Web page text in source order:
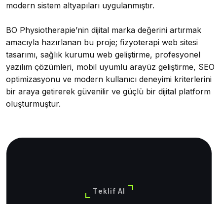
modern sistem altyapıları uygulanmıştır.
BO Physiotherapie’nin dijital marka değerini artırmak
amacıyla hazırlanan bu proje; fizyoterapi web sitesi
tasarımı, sağlık kurumu web geliştirme, profesyonel
yazılım çözümleri, mobil uyumlu arayüz geliştirme, SEO
optimizasyonu ve modern kullanıcı deneyimi kriterlerini
bir araya getirerek güvenilir ve güçlü bir dijital platform
oluşturmuştur.
Teklif Al